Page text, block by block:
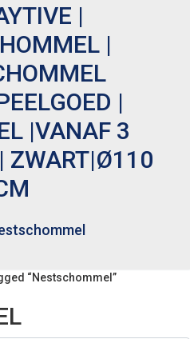
|
|
|
|VANAF 3
ZWART|Ø110
“Nestschommel”